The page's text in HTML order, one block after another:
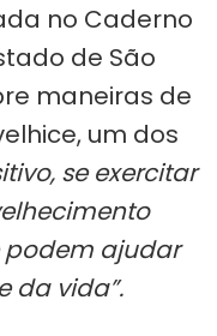
no Caderno
de São
maneiras de
um dos
se exercitar
podem ajudar
da vida”.